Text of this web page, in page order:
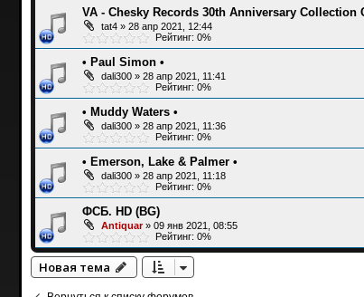
VA - Chesky Records 30th Anniversary Collection
tat4» 28 апр 2021, 12:44
Рейтинг: 0%
• Paul Simon •
dali300» 28 апр 2021, 11:41
Рейтинг: 0%
• Muddy Waters •
dali300» 28 апр 2021, 11:36
Рейтинг: 0%
• Emerson, Lake & Palmer •
dali300» 28 апр 2021, 11:18
Рейтинг: 0%
ФСБ. HD (BG)
Antiquar» 09 янв 2021, 08:55
Рейтинг: 0%
Новая тема